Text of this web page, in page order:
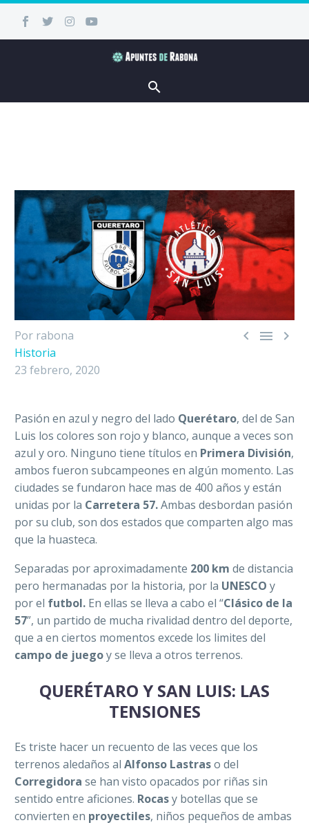
  
Por rabona
Historia
23 febrero, 2020
Pasión en azul y negro del lado Querétaro, del de San
Luis los colores son rojo y blanco, aunque a veces son
azul y oro. Ninguno tiene títulos en Primera División,
ambos fueron subcampeones en algún momento. Las
ciudades se fundaron hace mas de 400 años y están
unidas por la Carretera 57.Ambas desbordan pasión
por su club, son dos estados que comparten algo mas
que la huasteca.
Separadas por aproximadamente 200 km de distancia
pero hermanadas por la historia, por la UNESCO y
por el futbol. En ellas se lleva a cabo el “Clásico de la
57”, un partido de mucha rivalidad dentro del deporte,
que a en ciertos momentos excede los limites del
campo de juegoy se lleva a otros terrenos.
QUERÉTARO Y SAN LUIS: LAS
TENSIONES
Es triste hacer un recuento de las veces que los
terrenos aledaños al Alfonso Lastraso del
Corregidora se han visto opacados por riñas sin
sentido entre aficiones. Rocasy botellas que se
convierten en proyectiles, niños pequeños de ambas